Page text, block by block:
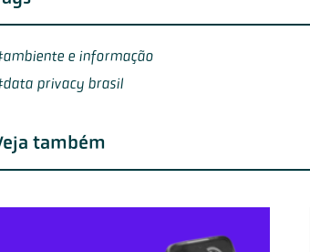
ambiente e informação
data privacy brasil
também